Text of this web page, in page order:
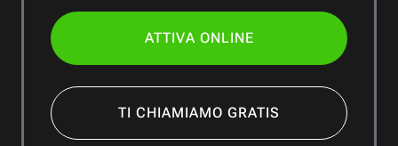
ATTIVA ONLINE
TI CHIAMIAMO GRATIS